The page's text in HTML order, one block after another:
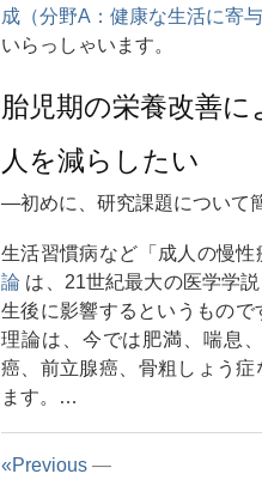
成（分野A：健康な生活に寄
いらっしゃいます。
胎児期の栄養改善
人を減らしたい
―初めに、研究課題について
生活習慣病など「成人の慢
論 は、21世紀最大の医学学
生後に影響するというもの
理論は、今では肥満、喘息
癌、前立腺癌、骨粗しょう
ます。…
«Previous —